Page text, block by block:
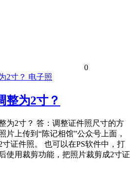
0
电子照
整为2寸？
为2寸？ 答：调整证件照尺寸的方
片上传到“陈记相馆”公众号上面，
证件照。 也可以在PS软件中，打
使用裁剪功能，把照片裁剪成2寸证